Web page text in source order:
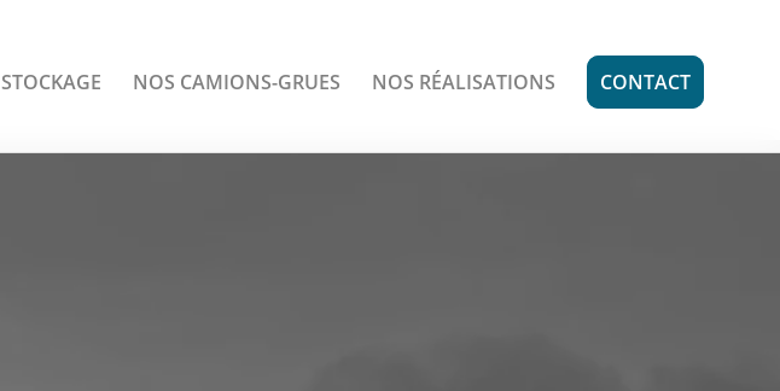
STOCKAGE NOS CAMIONS-GRUES NOS RÉALISATIONS CONTACT